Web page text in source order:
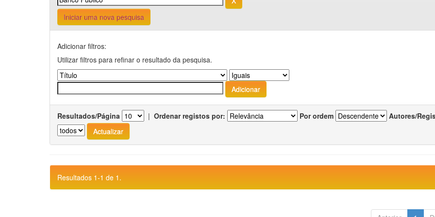
Iniciar uma nova pesquisa
Adicionar filtros:
Utilizar filtros para refinar o resultado da pesquisa.
Resultados/Página | Ordenar registos por: Por ordem Autores/
Resultados 1-1 de 1.